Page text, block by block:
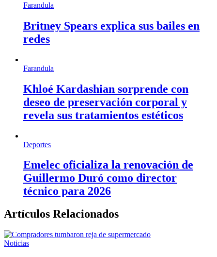
Farandula
Britney Spears explica sus bailes en
redes
Farandula
Khloé Kardashian sorprende con
deseo de preservación corporal y
revela sus tratamientos estéticos
Deportes
Emelec oficializa la renovación de
Guillermo Duró como director
técnico para 2026
Artículos Relacionados
Noticias